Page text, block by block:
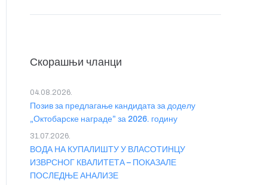
Скорашњи чланци
Позив за предлагање кандидата за доделу
„Октобарске награде” за 2026. годину
04.08.2026.
ВОДА НА КУПАЛИШТУ У ВЛАСОТИНЦУ
ИЗВРСНОГ КВАЛИТЕТА – ПОКАЗАЛЕ
ПОСЛЕДЊЕ АНАЛИЗЕ
31.07.2026.